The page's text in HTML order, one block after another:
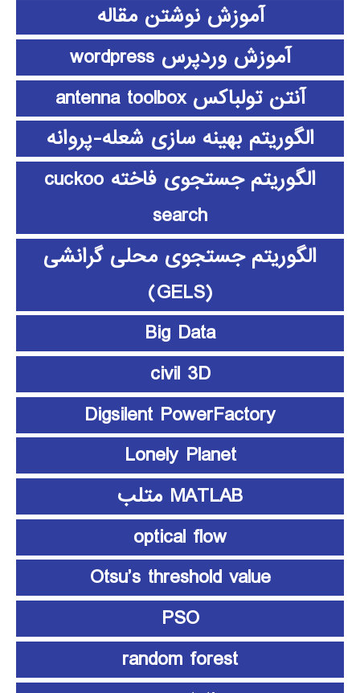
آموزش نوشتن مقاله
آموزش وردپرس wordpress
آنتن تولباکس antenna toolbox
الگوریتم بهینه سازی شعله-پروانه
الگوریتم جستجوی فاخته cuckoo
search
الگوریتم جستجوی محلی گرانشی
(GELS)
Big Data
civil 3D
Digsilent PowerFactory
Lonely Planet
MATLAB متلب
optical flow
Otsu’s threshold value
PSO
random forest